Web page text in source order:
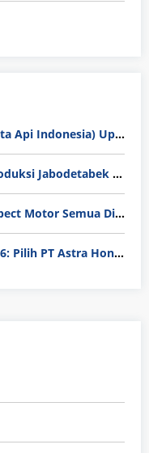
Gaji Karyawan PT KAI (Kereta Api Indonesia) Update 2025
Rata-Rata Gaji Operator Produksi Jabodetabek 2025: Bedah Tuntas UMK, Lemburan, dan Realita Hidup Buruh
Gaji Karyawan Honda Prospect Motor Semua Divisi
Gaji Operator Produksi 2026: Pilih PT Astra Honda Motor (AHM) atau Manufaktur di Jepang?